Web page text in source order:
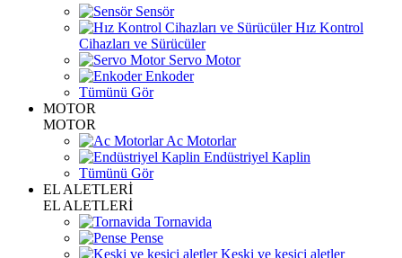
Sensör
Hız Kontrol
Cihazları ve Sürücüler
Servo Motor
Enkoder
Tümünü Gör
MOTOR
MOTOR
Ac Motorlar
Endüstriyel Kaplin
Tümünü Gör
EL ALETLERİ
EL ALETLERİ
Tornavida
Pense
Keski ve kesici aletler